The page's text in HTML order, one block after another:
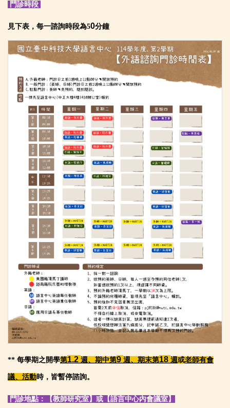
門診時段
見下表 ，每一諮詢時段為50分鐘
** 每學期之開學第1.2 週、期中第9 週、期末第18 週或老師有會
議、活動時，皆暫停諮詢。
門診地點：【教師研究室】或【語言中心內會議室】